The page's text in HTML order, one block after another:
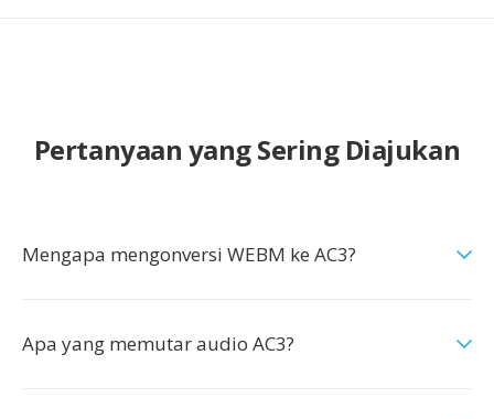
Pertanyaan yang Sering Diajukan
Mengapa mengonversi WEBM ke AC3?
Apa yang memutar audio AC3?